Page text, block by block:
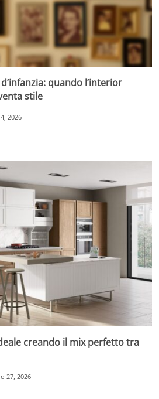
quando l’interior
stile
2026
creando il mix perfetto tra
27, 2026